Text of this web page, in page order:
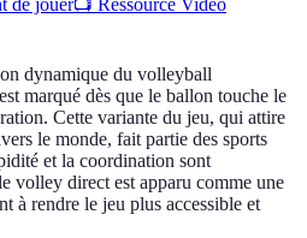
de jouer📺 Ressource Vidéo
dynamique du volleyball
marqué dès que le ballon touche le
Cette variante du jeu, qui attire
le monde, fait partie des sports
et la coordination sont
volley direct est apparu comme une
à rendre le jeu plus accessible et